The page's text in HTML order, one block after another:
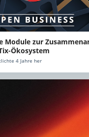
Module zur
Ökosystem
4 Jahre her